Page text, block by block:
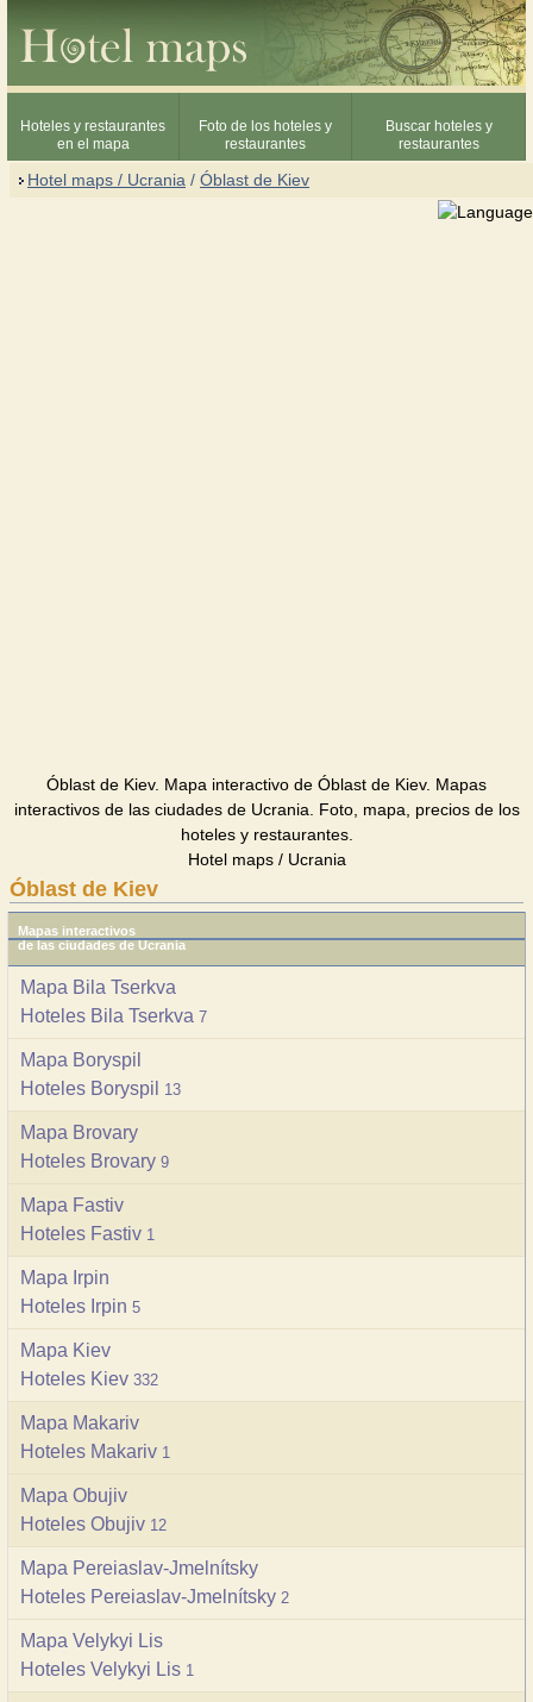
Hoteles y restaurantes
en el mapa
Foto de los hoteles y
restaurantes
Buscar hoteles y
restaurantes
Hotel maps / Ucrania / Óblast de Kiev
Óblast de Kiev. Mapa interactivo de Óblast de Kiev. Mapas
interactivos de las ciudades de Ucrania. Foto, mapa, precios de los
hoteles y restaurantes.
Hotel maps / Ucrania
Óblast de Kiev
Mapas interactivos
de las ciudades de Ucrania
Mapa Bila Tserkva
Hoteles Bila Tserkva 7
Mapa Boryspil
Hoteles Boryspil
13
Mapa Brovary
Hoteles Brovary 9
Mapa Fastiv
Hoteles Fastiv 1
Mapa Irpin
Hoteles Irpin 5
Mapa Kiev
Hoteles Kiev 332
Mapa Makariv
Hoteles Makariv 1
Mapa Obujiv
Hoteles Obujiv 12
Mapa Pereiaslav-Jmelnítsky
Hoteles Pereiaslav-Jmelnítsky 2
Mapa Velykyi Lis
Hoteles Velykyi Lis 1